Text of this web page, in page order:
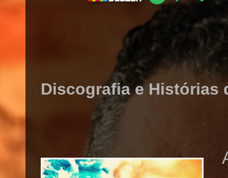
Discografia e Histórias